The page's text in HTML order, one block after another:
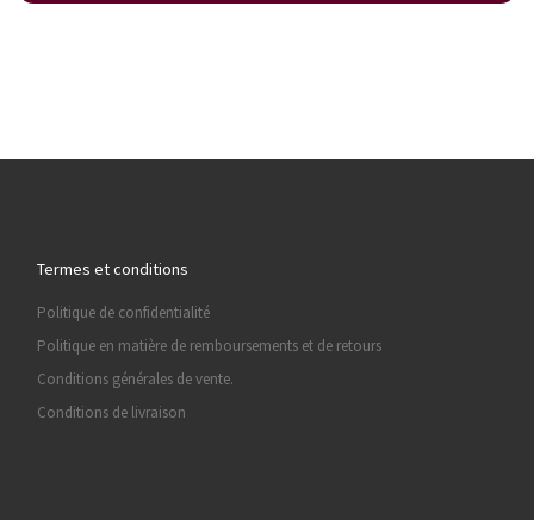
Termes et conditions
Politique de confidentialité
Politique en matière de remboursements et de retours
Conditions générales de vente.
Conditions de livraison